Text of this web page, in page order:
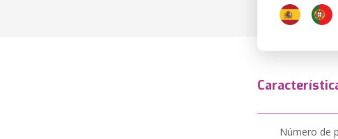
Número de